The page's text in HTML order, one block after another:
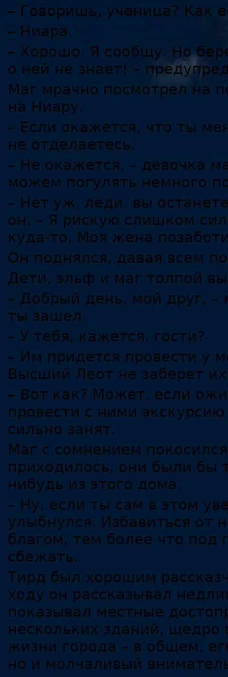
– Говоришь, ученица? Как
– Ниара.
– Хорошо. Я сообщу. Но
о ней не знает! –
Маг мрачно посмотрел на
на Ниару.
– Если окажется, что ты
не отделаетесь.
– Не окажется, – девочка
можем погулять немного
– Нет уж, леди, вы
он. – Я рискую слишком
куда-то. Моя жена
Он поднялся, давая всем
Дети, эльф и маг толпой
– Добрый день, мой друг,
ты зашел.
– У тебя, кажется, гости?
– Им придется провести у
Высший Леот не заберет
– Вот как? Может, если
провести с ними
сильно занят.
Маг с сомнением
приходилось, они были бы
нибудь из этого дома.
– Ну, если ты сам в этом
улыбнулся. Избавиться от
благом, тем более что под
сбежать.
Тирд был хорошим
ходу он рассказывал
показывал местные
нескольких зданий, щедро
жизни города – в общем,
но и молчаливый